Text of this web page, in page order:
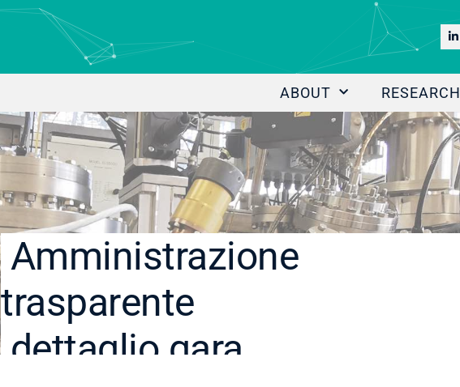
ABOUT RESEARCH
Amministrazione
trasparente
dettaglio gara